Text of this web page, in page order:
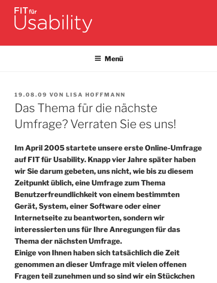
Zum
Inhalt
springen
FIT FÜR USABILITY
Menü
VERÖFFENTLICHT
AM
19.08.09 VON LISA HOFFMANN
Das Thema für die nächste
Umfrage? Verraten Sie es uns!
Im April 2005 startete unsere erste Online-Umfrage
auf FIT für Usability. Knapp vier Jahre später haben
wir Sie darum gebeten, uns nicht, wie bis zu diesem
Zeitpunkt üblich, eine Umfrage zum Thema
Benutzerfreundlichkeit von einem bestimmten
Gerät, System, einer Software oder einer
Internetseite zu beantworten, sondern wir
interessierten uns für Ihre Anregungen für das
Thema der nächsten Umfrage.
Einige von Ihnen haben sich tatsächlich die Zeit
genommen an dieser Umfrage mit vielen offenen
Fragen teil zunehmen und so sind wir ein Stückchen